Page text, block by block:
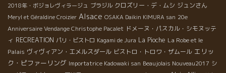
2018年・ボジョレヴィラージュ ブラジル クロズリー・デ・ムシ ジュンさん
Meryl et Géraldine Croizier Alsace OSAKA Daikin KIMURA san 20e
Anniversaire Vendange Christophe Pacalet ドメーヌ・パスカル・シモヌッテ
ィ RECREATION パリ・ビストロ Kagami de Jura La Pioche La Robe et le
Palais ヴィヴィアン・エメルスダール ビストロ・トロワ・ザムール エリッ
ク・ピファーリング Importatrice Kadowaki san Beaujolais Nouveau2017 シ